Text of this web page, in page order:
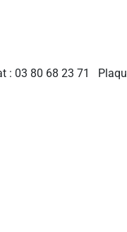
: 03 80 68 23 71